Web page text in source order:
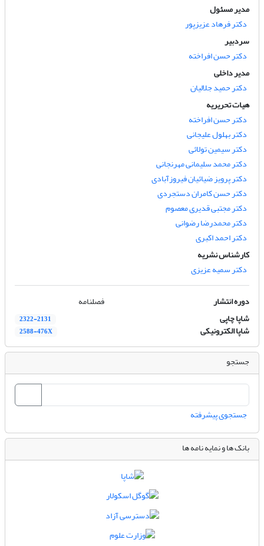
مدیر مسئول
دکتر فرهاد عزیزپور
سردبیر
دکتر حسن افراخته
مدیر داخلی
دکتر حمید جلالیان
هیات تحریریه
دکتر حسن افراخته
دکتر بهلول علیجانی
دکتر سیمین تولائی
دکتر محمد سلیمانی مهرنجانی
دکتر پرویز ضیائیان فیروزآبادی
دکتر حسن کامران دستجردی
دکتر مجتبی قدیری معصوم
دکتر محمدرضا رضوانی
دکتر احمد اکبری
کارشناس نشریه
دکتر سمیه عزیزی
دوره انتشار
فصلنامه
شاپا چاپی
2322-2131
شاپا الکترونیکی 2588-476X
جستجو
جستجوی پیشرفته
بانک ها و نمایه نامه ها